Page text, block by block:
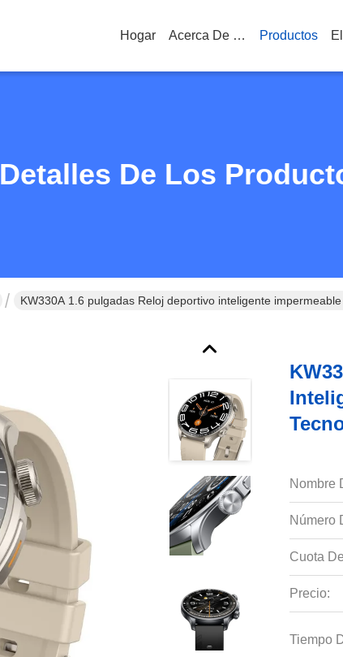
Hogar Acerca De Nosotros Productos
Detalles De Los
KW330A 1.6 pulgadas Reloj deportivo inteligente
Nombre
Número
Cuota
Precio:
Tiempo